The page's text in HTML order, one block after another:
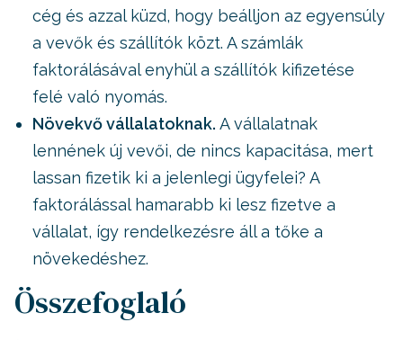
cég és azzal küzd, hogy beálljon az egyensúly
a vevők és szállítók közt. A számlák
faktorálásával enyhül a szállítók kifizetése
felé való nyomás.
Növekvő vállalatoknak. A vállalatnak
lennének új vevői, de nincs kapacitása, mert
lassan fizetik ki a jelenlegi ügyfelei? A
faktorálással hamarabb ki lesz fizetve a
vállalat, így rendelkezésre áll a tőke a
növekedéshez.
Összefoglaló